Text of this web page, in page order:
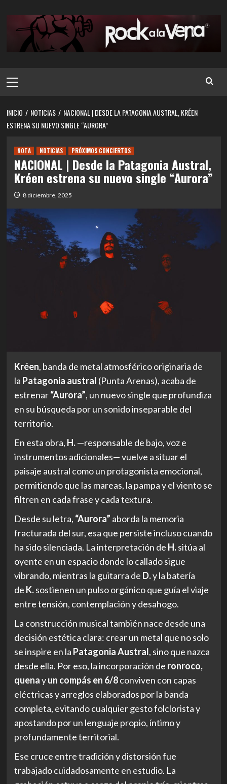
contenido
principal
INICIO NOTICIAS
NACIONAL | DESDE LA PATAGONIA AUSTRAL, KRÉEN
ESTRENA SU NUEVO SINGLE “AURORA”
NOTA NOTICIAS PRÓXIMOS CONCIERTOS
NACIONAL | Desde la Patagonia Austral,
Kréen estrena su nuevo single “Aurora”
8 diciembre, 2025
Kréen, banda de metal atmosférico originaria de
la Patagonia austral (Punta Arenas), acaba de
estrenar“Aurora”, un nuevo single que profundiza
en su búsqueda por un sonido inseparable del
territorio.
En esta obra, H.—responsable de bajo, voz e
instrumentos adicionales— vuelve a situar el
paisaje austral como un protagonista emocional,
permitiendo que las mareas, la pampa y el viento se
filtren en cada frase y cada textura.
Desde su letra, “Aurora” aborda la memoria
fracturada del sur, esa que persiste incluso cuando
ha sido silenciada. La interpretación de H.sitúa al
oyente en un espacio donde lo callado sigue
vibrando, mientras la guitarra de D.y la batería
de K.sostienen un pulso orgánico que guía el viaje
entre tensión, contemplación y desahogo.
La construcción musical también nace desde una
decisión estética clara: crear un metal que no solo
se inspire en la Patagonia Austral, sino que nazca
desde ella. Por eso, la incorporación de ronroco,
quenayun compás en 6/8conviven con capas
eléctricas y arreglos elaborados por la banda
completa, evitando cualquier gesto folclorista y
apostando por un lenguaje propio, íntimo y
profundamente territorial.
Ese cruce entre tradición y distorsión fue
trabajado cuidadosamente en estudio. La